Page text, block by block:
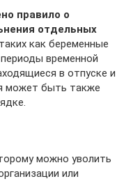
правило о
отдельных
как беременные
временной
в отпуске и
может быть также
можно уволить
или